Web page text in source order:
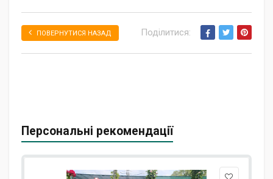
ПОВЕРНУТИСЯ НАЗАД Поділитися:
Персональні рекомендації